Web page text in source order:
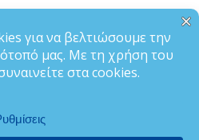
Ολοκλήρωση Προφίλ